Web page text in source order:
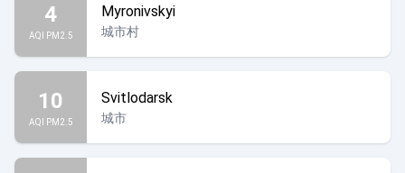
4
AQI PM2.5
Myronivskyi
城市村
10
AQI PM2.5
Svitlodarsk
城市